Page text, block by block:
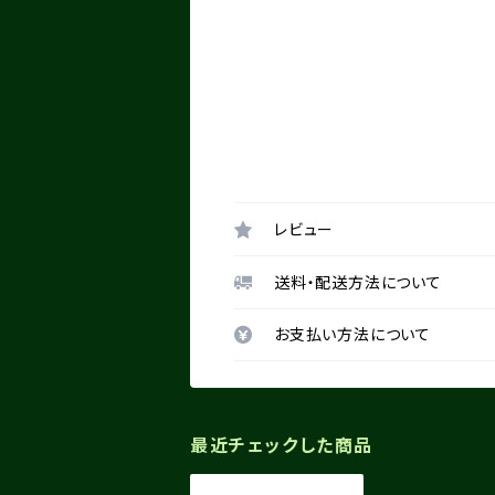
レビュー
送料・配送方法について
お支払い方法について
最近チェックした商品